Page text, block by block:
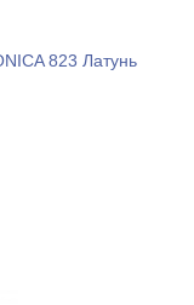
823 Латунь